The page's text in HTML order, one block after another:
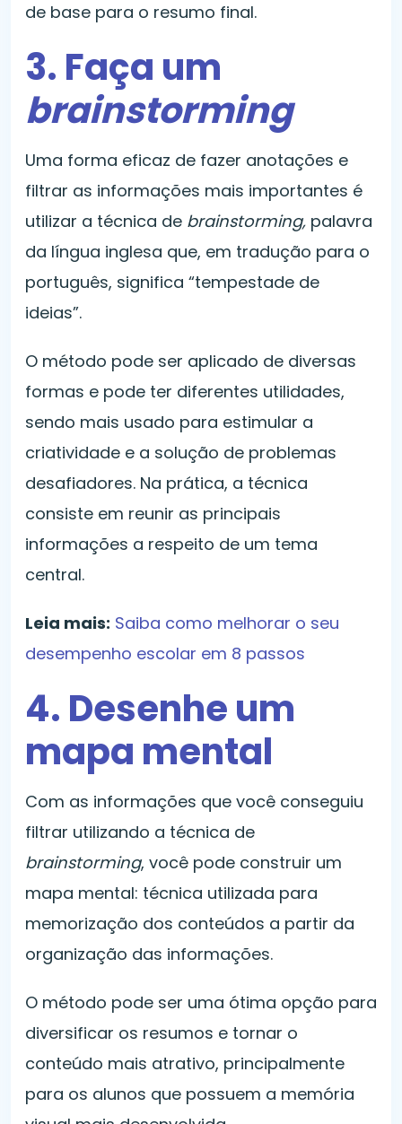
de base para o resumo final.
3. Faça um
brainstorming
Uma forma eficaz de fazer anotações e
filtrar as informações mais importantes é
utilizar a técnica de brainstorming, palavra
da língua inglesa que, em tradução para o
português, significa “tempestade de
ideias”.
O método pode ser aplicado de diversas
formas e pode ter diferentes utilidades,
sendo mais usado para estimular a
criatividade e a solução de problemas
desafiadores. Na prática, a técnica
consiste em reunir as principais
informações a respeito de um tema
central.
Leia mais: Saiba como melhorar o seu
desempenho escolar em 8 passos
4. Desenhe um
mapa mental
Com as informações que você conseguiu
filtrar utilizando a técnica de
brainstorming, você pode construir um
mapa mental: técnica utilizada para
memorização dos conteúdos a partir da
organização das informações.
O método pode ser uma ótima opção para
diversificar os resumos e tornar o
conteúdo mais atrativo, principalmente
para os alunos que possuem a memória